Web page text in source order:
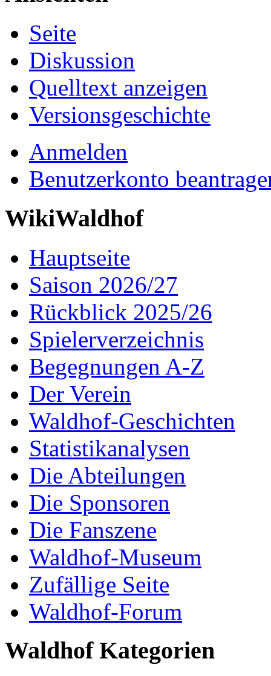
Seite
Diskussion
Quelltext anzeigen
Versionsgeschichte
Anmelden
Benutzerkonto
WikiWaldhof
Hauptseite
Saison 2026/27
Rückblick 2025/26
Spielerverzeichnis
Begegnungen A-Z
Der Verein
Waldhof-Geschichten
Statistikanalysen
Die Abteilungen
Die Sponsoren
Die Fanszene
Waldhof-Museum
Zufällige Seite
Waldhof-Forum
Waldhof Kategorien